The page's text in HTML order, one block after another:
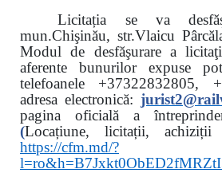
Licitația se va
mun.Chişinău, str.Vlaicu
Modul de desfăşurare a
aferente bunurilor expuse
telefoanele +37322832805,
adresa electronică:
pagina oficială a
(Locațiune, licitații,
https://cfm.md/?